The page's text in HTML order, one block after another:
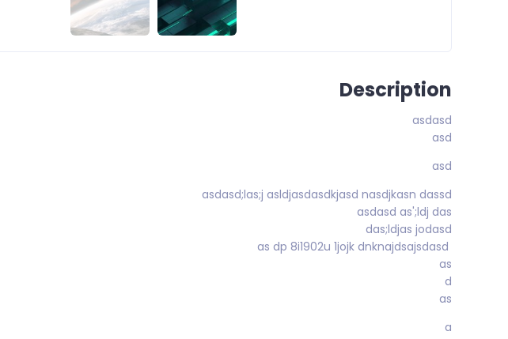
Description
asdasd
asd
asd
asdasd;las;j asldjasdasdkjasd nasdjkasn dassd
asdasd as';ldj das
das;ldjas jodasd
as
d
as
a